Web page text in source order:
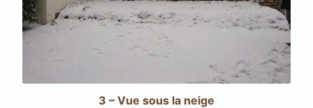
3 – Vue sous la neige